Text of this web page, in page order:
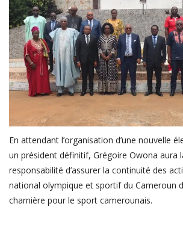
English
En attendant l’organisation d’une nouvelle
un président définitif, Grégoire Owona aura
responsabilité d’assurer la continuité des
national olympique et sportif du Cameroun
charnière pour le sport camerounais.